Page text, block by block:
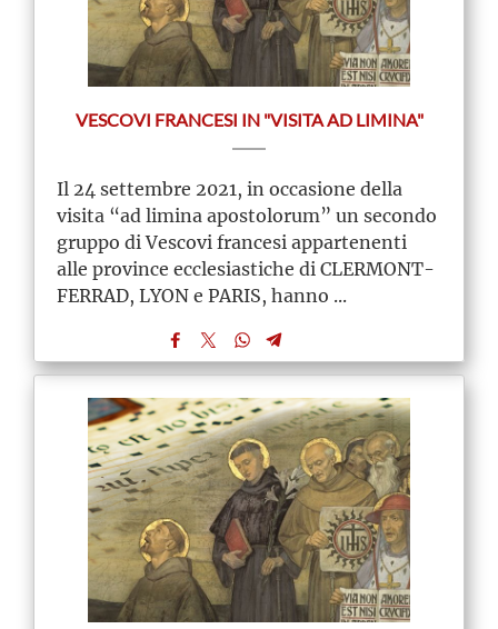
VESCOVI FRANCESI IN "VISITA AD LIMINA"
Il 24 settembre 2021, in occasione della
visita “ad limina apostolorum” un secondo
gruppo di Vescovi francesi appartenenti
alle province ecclesiastiche di CLERMONT-
FERRAD, LYON e PARIS, hanno ...